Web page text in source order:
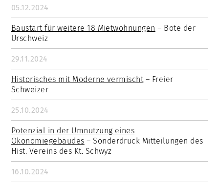
05.12.2024
Baustart für weitere 18 Mietwohnungen – Bote der
Urschweiz
29.11.2024
Historisches mit Moderne vermischt– Freier
Schweizer
25.10.2024
Potenzial in der Umnutzung eines
Ökonomiegebäudes – Sonderdruck Mitteilungen des
Hist. Vereins des Kt. Schwyz
16.10.2024